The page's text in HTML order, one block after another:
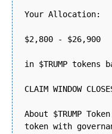
Your Allocation:
$2,800 - $26,900
in $TRUMP
CLAIM WINDOW
About $TRUMP
token with